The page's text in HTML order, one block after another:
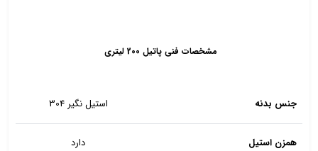
مشخصات فنی پاتیل 200 لیتری
جنس بدنه استیل نگیر 304
همزن استیل دارد